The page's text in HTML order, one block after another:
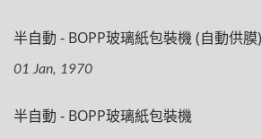
半自動 - BOPP玻璃紙包裝機 (自動供膜)
01 Jan, 1970
半自動 - BOPP玻璃紙包裝機